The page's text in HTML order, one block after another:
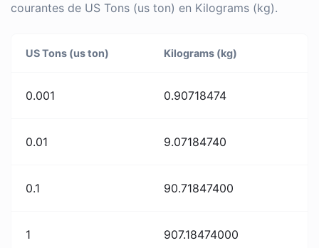
courantes de US Tons (us ton) en Kilograms (kg).
US Tons (us ton) Kilograms (kg)
0.001 0.90718474
0.01 9.07184740
0.1 90.71847400
1 907.18474000